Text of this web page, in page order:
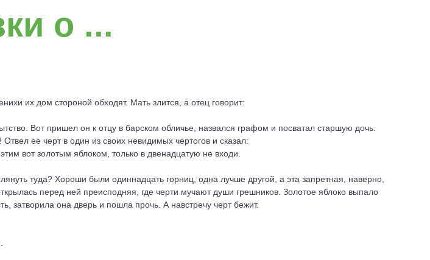
о ...
их дом стороной обходят. Мать злится, а отец говорит:
Вот пришел он к отцу в барском обличье, назвался графом и посватал старшую дочь.
ее черт в один из своих невидимых чертогов и сказал:
вот золотым яблоком, только в двенадцатую не входи.
туда? Хороши были одиннадцать горниц, одна лучше другой, а эта запретная, наверно,
перед ней преисподняя, где черти мучают души грешников. Золотое яблоко выпало
затворила она дверь и пошла прочь. А навстречу черт бежит.